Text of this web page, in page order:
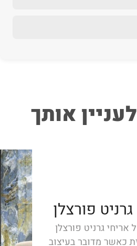
אותך
פורצלן
אריחי גרניט פורצלן
כאשר מדובר בעיצוב